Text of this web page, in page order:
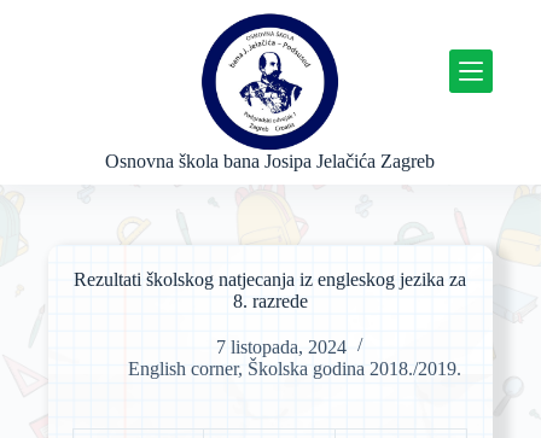
Osnovna škola bana Josipa Jelačića Zagreb
Rezultati školskog natjecanja iz engleskog jezika za
8. razrede
7 listopada, 2024
English corner, Školska godina 2018./2019.